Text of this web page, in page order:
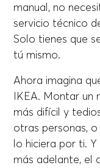
manual, no
servicio técnico
Solo tienes que
tú mismo.
Ahora imagina
IKEA. Montar un
más difícil y
otras personas,
lo hiciera por ti. Y
más adelante, el